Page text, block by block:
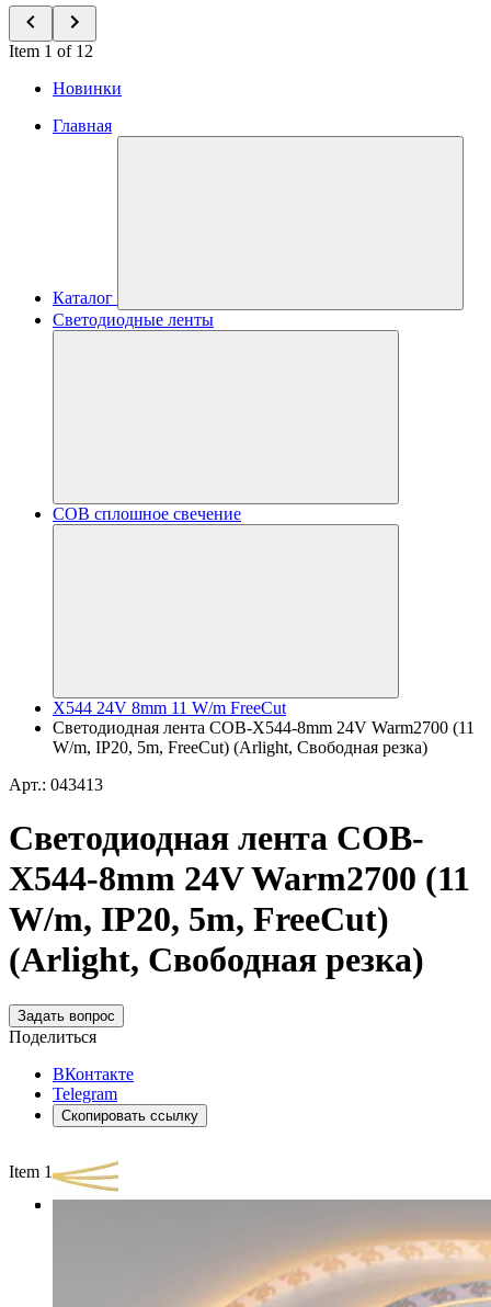
Item 1 of 12
Новинки
Главная
Каталог
Светодиодные ленты
COB сплошное свечение
X544 24V 8mm 11 W/m FreeCut
Светодиодная лента COB-X544-8mm 24V Warm2700 (11
W/m, IP20, 5m, FreeCut) (Arlight, Свободная резка)
Арт.: 043413
Светодиодная лента COB-
X544-8mm 24V Warm2700 (11
W/m, IP20, 5m, FreeCut)
(Arlight, Свободная резка)
Задать вопрос
Поделиться
ВКонтакте
Telegram
Скопировать ссылку
Item 1 of 3